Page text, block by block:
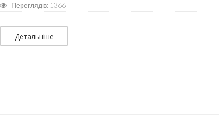
Переглядів: 1366
Детальніше